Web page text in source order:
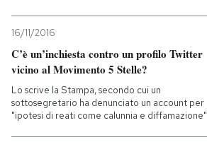
CALENDARIO
AREA PERSONALE
Entra
16/11/2016
C’è un’inchiesta contro un profilo Twitter
vicino al Movimento 5 Stelle?
Lo scrive la Stampa, secondo cui un
sottosegretario ha denunciato un account per
"ipotesi di reati come calunnia e diffamazione"